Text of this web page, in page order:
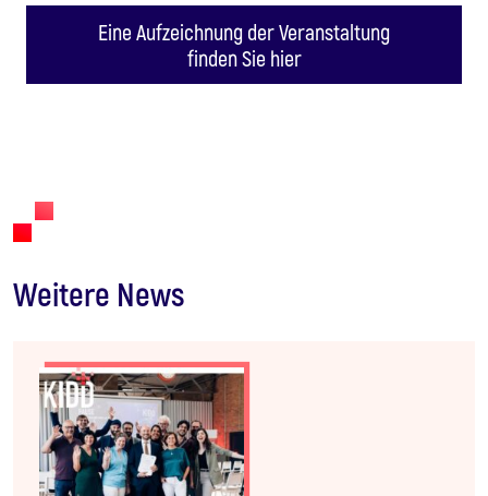
Eine Aufzeichnung der Veranstaltung
finden Sie hier
Weitere News